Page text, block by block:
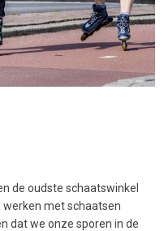
de oudste schaatswinkel
werken met schaatsen
dat we onze sporen in de